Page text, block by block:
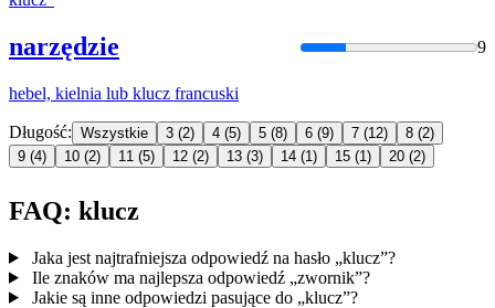
narzędzie 9
hebel, kielnia lub klucz francuski
Długość: Wszystkie 3 (2) 4 (5) 5 (8) 6 (9) 7 (12) 8 (2)
9 (4) 10 (2) 11 (5) 12 (2) 13 (3) 14 (1) 15 (1) 20 (2)
FAQ: klucz
Jaka jest najtrafniejsza odpowiedź na hasło „klucz”?
Ile znaków ma najlepsza odpowiedź „zwornik”?
Jakie są inne odpowiedzi pasujące do „klucz”?